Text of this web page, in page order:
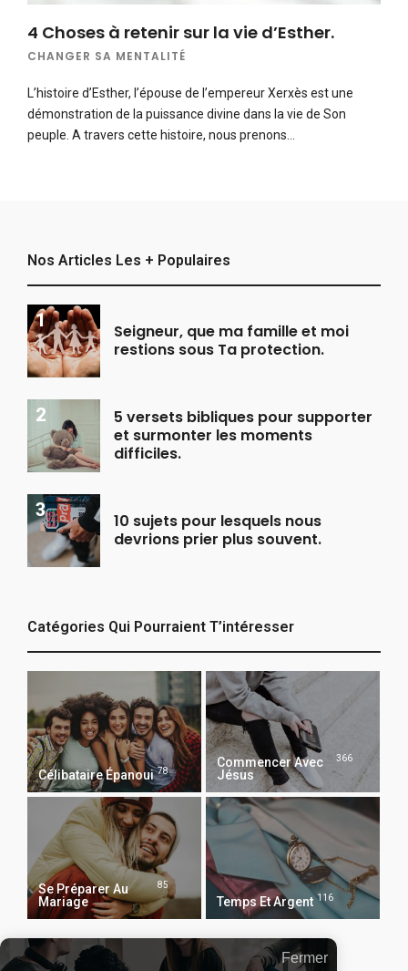
4 Choses à retenir sur la vie d’Esther.
CHANGER SA MENTALITÉ
L’histoire d’Esther, l’épouse de l’empereur Xerxès est une
démonstration de la puissance divine dans la vie de Son
peuple. A travers cette histoire, nous prenons…
Nos Articles Les + Populaires
Seigneur, que ma famille et moi
restions sous Ta protection.
5 versets bibliques pour supporter
et surmonter les moments
difficiles.
10 sujets pour lesquels nous
devrions prier plus souvent.
Catégories Qui Pourraient T’intéresser
Célibataire Épanoui 78
Commencer Avec
Jésus
366
Se Préparer Au
Mariage
85
Temps Et Argent 116
Fermer